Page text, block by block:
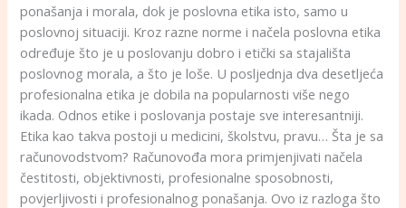
ponašanja i morala, dok je poslovna etika isto, samo u
poslovnoj situaciji. Kroz razne norme i načela poslovna etika
određuje što je u poslovanju dobro i etički sa stajališta
poslovnog morala, a što je loše. U posljednja dva desetljeća
profesionalna etika je dobila na popularnosti više nego
ikada. Odnos etike i poslovanja postaje sve interesantniji.
Etika kao takva postoji u medicini, školstvu, pravu… Šta je sa
računovodstvom? Računovođa mora primjenjivati načela
čestitosti, objektivnosti, profesionalne sposobnosti,
povjerljivosti i profesionalnog ponašanja. Ovo iz razloga što